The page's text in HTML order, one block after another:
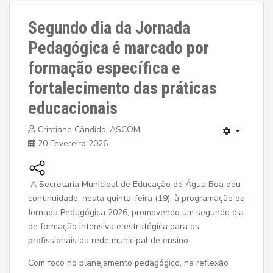
Segundo dia da Jornada
Pedagógica é marcado por
formação específica e
fortalecimento das práticas
educacionais
Cristiane Cândido-ASCOM
20 Fevereiro 2026
A Secretaria Municipal de Educação de Água Boa deu
continuidade, nesta quinta-feira (19), à programação da
Jornada Pedagógica 2026, promovendo um segundo dia
de formação intensiva e estratégica para os
profissionais da rede municipal de ensino.
Com foco no planejamento pedagógico, na reflexão